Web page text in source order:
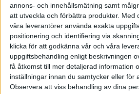
annons- och innehållsmätning samt
att utveckla och förbättra produkter. Med
våra leverantörer använda exakta
positionering och identifiering via
klicka för att godkänna vår och våra
uppgiftsbehandling enligt beskrivningen
få åtkomst till mer detaljerad information
inställningar innan du samtycker eller för
Observera att viss behandling av dina
megaman
2006-05-27 08:33